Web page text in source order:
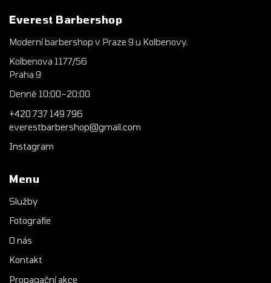
Everest Barbershop
Moderní barbershop v Praze 9 u Kolbenovy.
Kolbenova 1177/56
Praha 9
Denně 10:00–20:00
+420 737 149 796
everestbarbershop@gmail.com
Instagram
Menu
Služby
Fotografie
O nás
Kontakt
Propagační akce